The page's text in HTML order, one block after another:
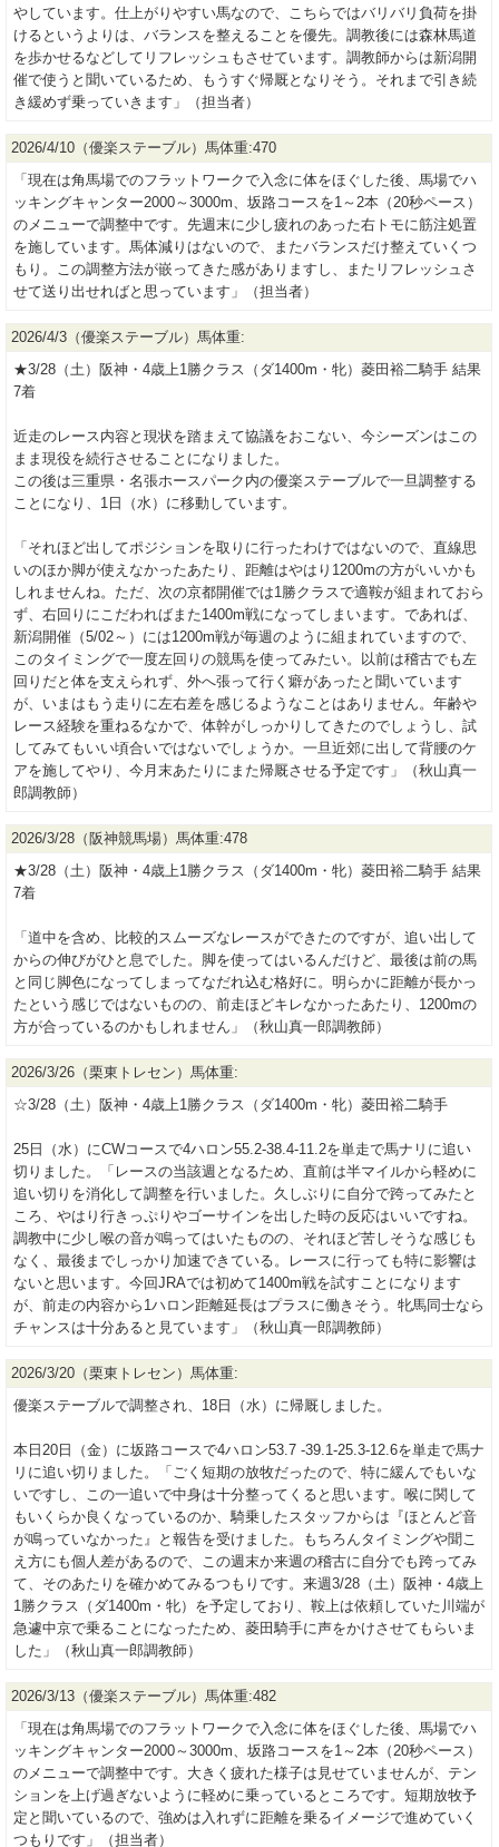
やしています。仕上がりやすい馬なので、こちらではバリバリ負荷を掛
けるというよりは、バランスを整えることを優先。調教後には森林馬道
を歩かせるなどしてリフレッシュもさせています。調教師からは新潟開
催で使うと聞いているため、もうすぐ帰厩となりそう。それまで引き続
き緩めず乗っていきます」（担当者）
2026/4/10（優楽ステーブル）馬体重:470
「現在は角馬場でのフラットワークで入念に体をほぐした後、馬場でハ
ッキングキャンター2000～3000m、坂路コースを1～2本（20秒ペース）
のメニューで調整中です。先週末に少し疲れのあった右トモに筋注処置
を施しています。馬体減りはないので、またバランスだけ整えていくつ
もり。この調整方法が嵌ってきた感がありますし、またリフレッシュさ
せて送り出せればと思っています」（担当者）
2026/4/3（優楽ステーブル）馬体重:
★3/28（土）阪神・4歳上1勝クラス（ダ1400m・牝）菱田裕二騎手 結果
7着
近走のレース内容と現状を踏まえて協議をおこない、今シーズンはこの
まま現役を続行させることになりました。
この後は三重県・名張ホースパーク内の優楽ステーブルで一旦調整する
ことになり、1日（水）に移動しています。
「それほど出してポジションを取りに行ったわけではないので、直線思
いのほか脚が使えなかったあたり、距離はやはり1200mの方がいいかも
しれませんね。ただ、次の京都開催では1勝クラスで適鞍が組まれておら
ず、右回りにこだわればまた1400m戦になってしまいます。であれば、
新潟開催（5/02～）には1200m戦が毎週のように組まれていますので、
このタイミングで一度左回りの競馬を使ってみたい。以前は稽古でも左
回りだと体を支えられず、外へ張って行く癖があったと聞いています
が、いまはもう走りに左右差を感じるようなことはありません。年齢や
レース経験を重ねるなかで、体幹がしっかりしてきたのでしょうし、試
してみてもいい頃合いではないでしょうか。一旦近郊に出して背腰のケ
アを施してやり、今月末あたりにまた帰厩させる予定です」（秋山真一
郎調教師）
2026/3/28（阪神競馬場）馬体重:478
★3/28（土）阪神・4歳上1勝クラス（ダ1400m・牝）菱田裕二騎手 結果
7着
「道中を含め、比較的スムーズなレースができたのですが、追い出して
からの伸びがひと息でした。脚を使ってはいるんだけど、最後は前の馬
と同じ脚色になってしまってなだれ込む格好に。明らかに距離が長かっ
たという感じではないものの、前走ほどキレなかったあたり、1200mの
方が合っているのかもしれません」（秋山真一郎調教師）
2026/3/26（栗東トレセン）馬体重:
☆3/28（土）阪神・4歳上1勝クラス（ダ1400m・牝）菱田裕二騎手
25日（水）にCWコースで4ハロン55.2-38.4-11.2を単走で馬ナリに追い
切りました。「レースの当該週となるため、直前は半マイルから軽めに
追い切りを消化して調整を行いました。久しぶりに自分で跨ってみたと
ころ、やはり行きっぷりやゴーサインを出した時の反応はいいですね。
調教中に少し喉の音が鳴ってはいたものの、それほど苦しそうな感じも
なく、最後までしっかり加速できている。レースに行っても特に影響は
ないと思います。今回JRAでは初めて1400m戦を試すことになります
が、前走の内容から1ハロン距離延長はプラスに働きそう。牝馬同士なら
チャンスは十分あると見ています」（秋山真一郎調教師）
2026/3/20（栗東トレセン）馬体重:
優楽ステーブルで調整され、18日（水）に帰厩しました。
本日20日（金）に坂路コースで4ハロン53.7 -39.1-25.3-12.6を単走で馬ナ
リに追い切りました。「ごく短期の放牧だったので、特に緩んでもいな
いですし、この一追いで中身は十分整ってくると思います。喉に関して
もいくらか良くなっているのか、騎乗したスタッフからは『ほとんど音
が鳴っていなかった』と報告を受けました。もちろんタイミングや聞こ
え方にも個人差があるので、この週末か来週の稽古に自分でも跨ってみ
て、そのあたりを確かめてみるつもりです。来週3/28（土）阪神・4歳上
1勝クラス（ダ1400m・牝）を予定しており、鞍上は依頼していた川端が
急遽中京で乗ることになったため、菱田騎手に声をかけさせてもらいま
した」（秋山真一郎調教師）
2026/3/13（優楽ステーブル）馬体重:482
「現在は角馬場でのフラットワークで入念に体をほぐした後、馬場でハ
ッキングキャンター2000～3000m、坂路コースを1～2本（20秒ペース）
のメニューで調整中です。大きく疲れた様子は見せていませんが、テン
ションを上げ過ぎないように軽めに乗っているところです。短期放牧予
定と聞いているので、強めは入れずに距離を乗るイメージで進めていく
つもりです」（担当者）